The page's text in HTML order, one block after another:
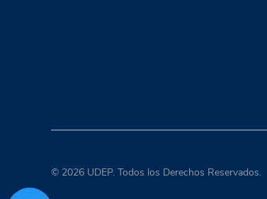
© 2026 UDEP. Todos los Derechos Reservados.